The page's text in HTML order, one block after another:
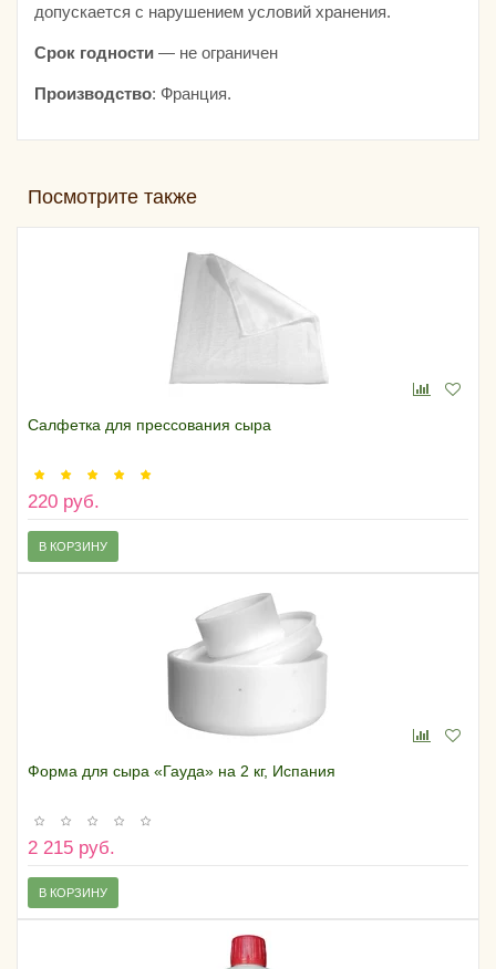
допускается с нарушением условий хранения.
Срок годности — не ограничен
Производство: Франция.
Посмотрите также
Салфетка для прессования сыра
220 руб.
В КОРЗИНУ
Форма для сыра «Гауда» на 2 кг, Испания
2 215 руб.
В КОРЗИНУ